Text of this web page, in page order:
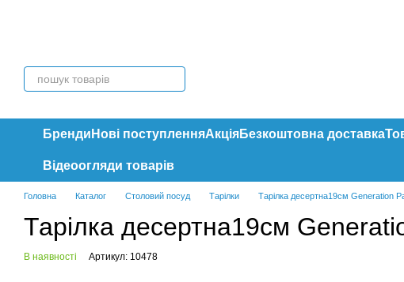
Бренди Нові поступленняАкціяБезкоштовна доставка
Відеоогляди товарів
Головна Каталог Столовий посуд Тарілки Тарілка десертна19см Generation
Тарілка десертна19см
В наявності Артикул: 10478